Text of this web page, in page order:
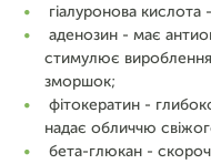
гіалуронова
аденозин - має
стимулює
зморшок;
фітокератин -
надає обличчю
бета-глюкан -